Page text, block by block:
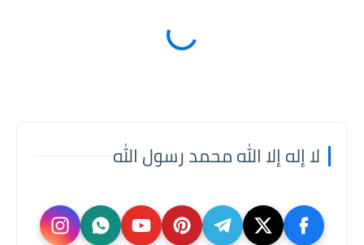
لا إله إلا الله محمد رسول الله